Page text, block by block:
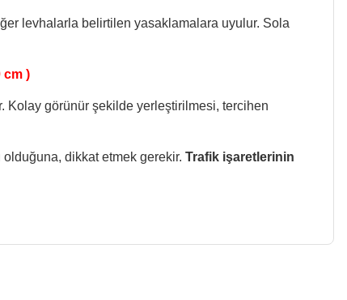
levhalarla belirtilen yasaklamalara uyulur. Sola
cm )
Kolay görünür şekilde yerleştirilmesi, tercihen
olduğuna, dikkat etmek gerekir. Trafik işaretlerinin